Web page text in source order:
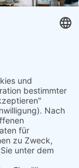
& Co,
Weitere